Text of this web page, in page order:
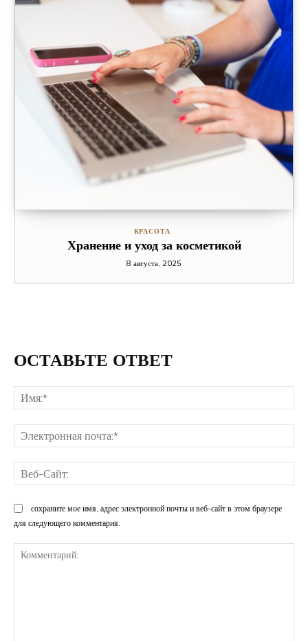
КРАСОТА
Хранение и уход за косметикой
8 августа, 2025
ОСТАВЬТЕ ОТВЕТ
сохраните мое имя, адрес электронной почты и веб-сайт в этом браузере
для следующего комментария.